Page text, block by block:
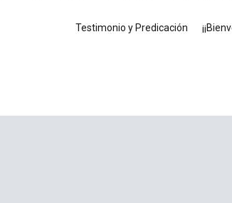
Testimonio y Predicación